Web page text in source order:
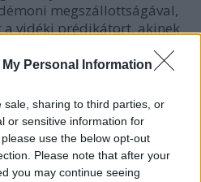
Personal Information
sale, sharing to third parties, or
or sensitive information for
use the below opt-out
Please note that after your
you may continue seeing
megszállottságával,
a vidéki prédikátort, akinek
megszabadulni az őt kísértő
Kőszegi Ákosfogja
megszabadul
a saját élete, hanem a
Köszönet a stáblistáért a
aTOVÁBB-ra kattintva